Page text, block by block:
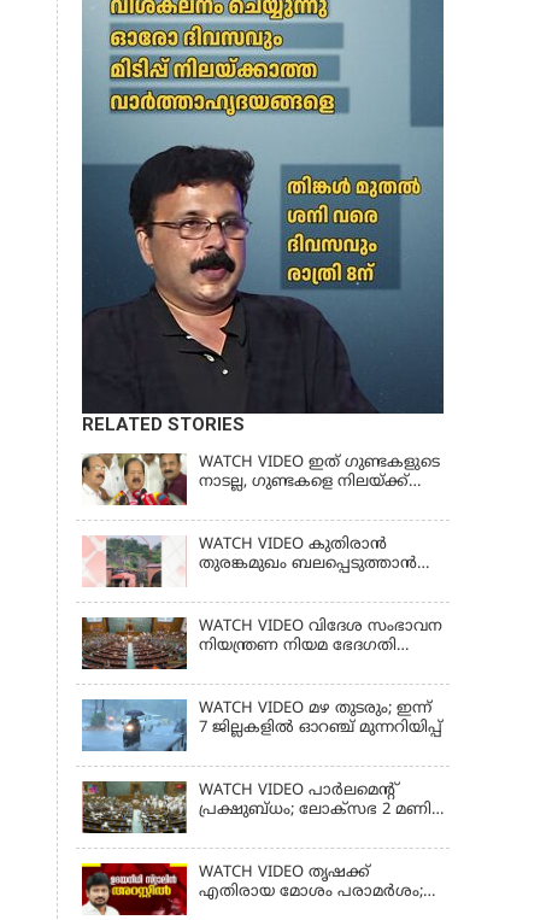
RELATED STORIES
WATCH VIDEO ഇത് ഗുണ്ടകളുടെ
നാടല്ല, ഗുണ്ടകളെ നിലയ്ക്ക്
CHENNITHALA
WATCH VIDEO കുതിരാൻ
തുരങ്കമുഖം ബലപ്പെടുത്താൻ
സമിതി
WATCH VIDEO വിദേശ സംഭാവന
നിയന്ത്രണ നിയമ ഭേദഗതി
കേന്ദ്ര സര്‍ക്കാര്‍
WATCH VIDEO മഴ തുടരും; ഇന്ന്
7 ജില്ലകളിൽ ഓറഞ്ച് മുന്നറിയിപ്പ്
WATCH VIDEO പാർലമെൻ്റ്
പ്രക്ഷുബ്ധം; ലോക്സഭ 2 മണി
WATCH VIDEO തൃഷക്ക്
എതിരായ മോശം പരാമര്‍ശം;